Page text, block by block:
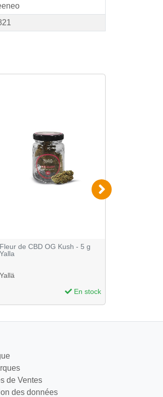
Fleur de CBD OG Kush - 5 g
Yalla
Yallä
En stock
de Ventes
des données